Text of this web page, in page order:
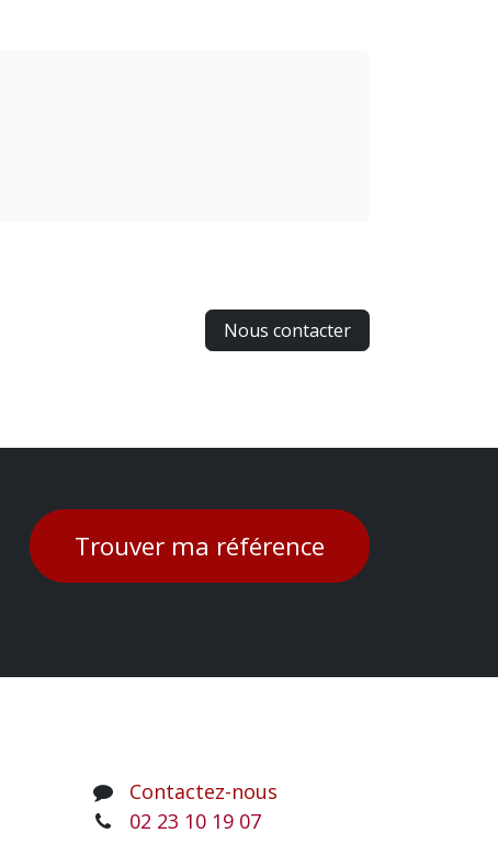
Nous contacter
Trouver ma référence
Contactez-nous
02 23 10 19 07